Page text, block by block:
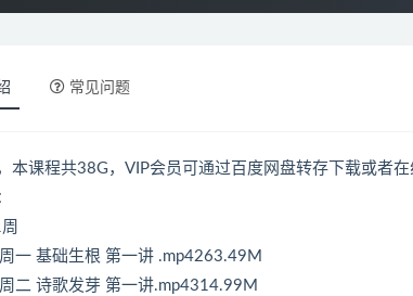
常见问题
本课程共38G，VIP会员可通过百度网盘转存下载或者在
一 基础生根 第一讲 .mp4263.49M
二 诗歌发芽 第一讲.mp4314.99M